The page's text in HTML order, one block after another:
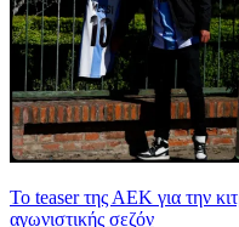
Το teaser της ΑΕΚ για την
αγωνιστικής σεζόν